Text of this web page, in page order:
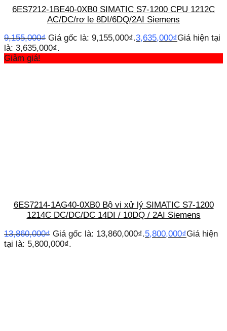
6ES7212-1BE40-0XB0 SIMATIC S7-1200 CPU 1212C
AC/DC/rơ le 8DI/6DQ/2AI Siemens
9,155,000₫ Giá gốc là: 9,155,000₫.3,635,000₫Giá hiện tại
là: 3,635,000₫.
Giảm giá!
6ES7214-1AG40-0XB0 Bộ vi xử lý SIMATIC S7-1200
1214C DC/DC/DC 14DI / 10DQ / 2AI Siemens
13,860,000₫ Giá gốc là: 13,860,000₫.5,800,000₫Giá hiện
tại là: 5,800,000₫.